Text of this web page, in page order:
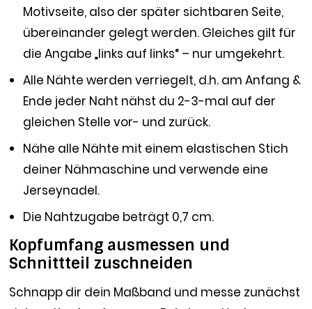
Motivseite, also der später sichtbaren Seite,
übereinander gelegt werden. Gleiches gilt für
die Angabe „links auf links“ – nur umgekehrt.
Alle Nähte werden verriegelt, d.h. am Anfang &
Ende jeder Naht nähst du 2-3-mal auf der
gleichen Stelle vor- und zurück.
Nähe alle Nähte mit einem elastischen Stich
deiner Nähmaschine und verwende eine
Jerseynadel.
Die Nahtzugabe beträgt 0,7 cm.
Kopfumfang ausmessen und
Schnittteil zuschneiden
Schnapp dir dein Maßband und messe zunächst